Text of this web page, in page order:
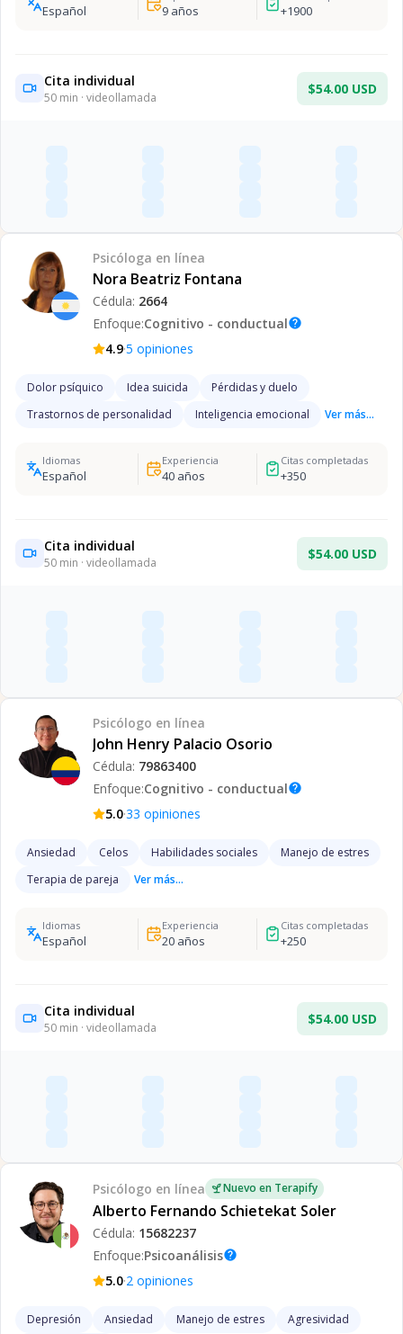
Español 9años +1900
Cita individual
50 min · videollamada
$54.00 USD
Psicóloga en línea
Nora Beatriz Fontana
Cédula: 2664
Enfoque:Cognitivo - conductualhelp
4.9·5 opiniones
Dolor psíquico Idea suicida
Pérdidas y duelo
Trastornos de personalidad
Inteligencia emocional Ver más...
Idiomas
Español
Experiencia
40años
Citas completadas
+350
Cita individual
50 min · videollamada
$54.00 USD
Psicólogo en línea
John Henry Palacio Osorio
Cédula: 79863400
Enfoque:Cognitivo - conductualhelp
5.0·33 opiniones
Ansiedad Celos Habilidades sociales
Manejo de estres
Terapia de pareja
Ver más...
Idiomas
Español
Experiencia
20años
Citas completadas
+250
Cita individual
50 min · videollamada
$54.00 USD
Psicólogo en línea Nuevo en Terapify
Alberto Fernando Schietekat Soler
Cédula: 15682237
Enfoque:Psicoanálisishelp
5.0·2 opiniones
Depresión Ansiedad Manejo de estres
Agresividad